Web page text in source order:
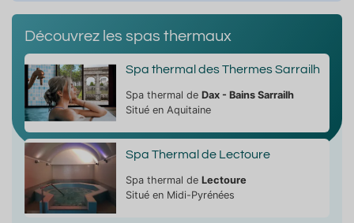
Découvrez les spas thermaux
Spa thermal des Thermes Sarrailh
Spa thermal de Dax - Bains Sarrailh
Situé en Aquitaine
Spa Thermal de Lectoure
Spa thermal de Lectoure
Situé en Midi-Pyrénées